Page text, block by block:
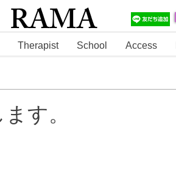
RAMA
Therapist School Access
す。